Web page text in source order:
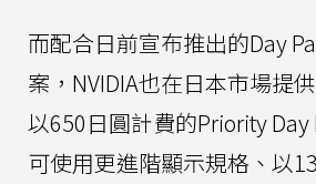
而配合日前宣布推出的Day
案，NVIDIA也在日本市場提
以650日圓計費的Priority Day
可使用更進階顯示規格、以